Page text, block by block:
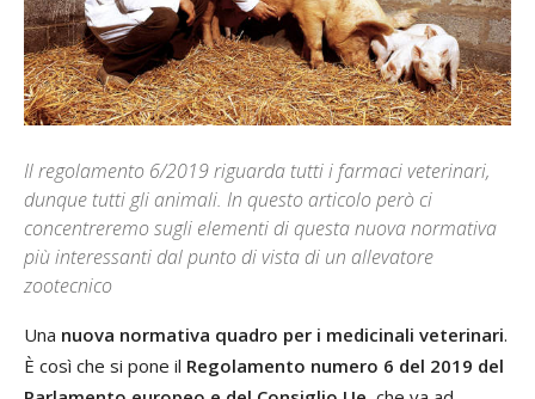
Il regolamento 6/2019 riguarda tutti i farmaci veterinari,
dunque tutti gli animali. In questo articolo però ci
concentreremo sugli elementi di questa nuova normativa
più interessanti dal punto di vista di un allevatore
zootecnico
Una nuova normativa quadro per i medicinali veterinari.
È così che si pone il Regolamento numero 6 del 2019 del